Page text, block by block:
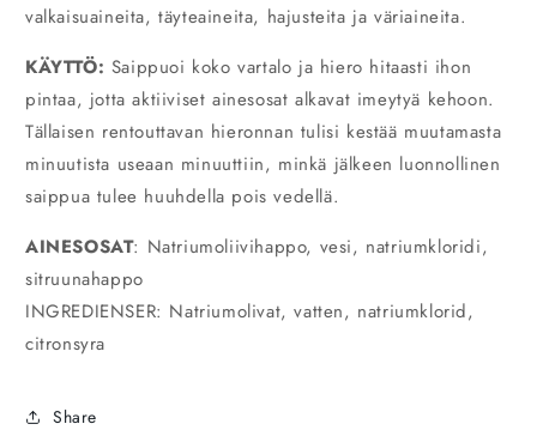
valkaisuaineita, täyteaineita, hajusteita ja väriaineita.
KÄYTTÖ: Saippuoi koko vartalo ja hiero hitaasti ihon
pintaa, jotta aktiiviset ainesosat alkavat imeytyä kehoon.
Tällaisen rentouttavan hieronnan tulisi kestää muutamasta
minuutista useaan minuuttiin, minkä jälkeen luonnollinen
saippua tulee huuhdella pois vedellä.
AINESOSAT: Natriumoliivihappo, vesi, natriumkloridi,
sitruunahappo
INGREDIENSER: Natriumolivat, vatten, natriumklorid,
citronsyra
Share